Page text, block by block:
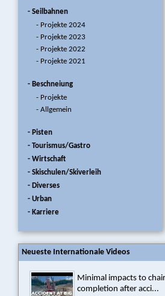
- Seilbahnen
- Projekte 2024
- Projekte 2023
- Projekte 2022
- Projekte 2021
- Beschneiung
- Projekte
- Allgemein
- Pisten
- Tourismus/Gastro
- Wirtschaft
- Skischulen/Skiverleih
- Diverses
- Urban
- Karriere
Neueste Internationale Videos
Minimal impacts to
completion after acci...